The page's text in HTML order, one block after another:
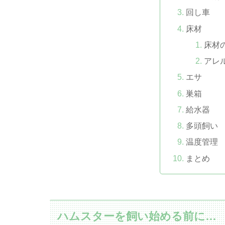
回し車
床材
床材
アレ
エサ
巣箱
給水器
多頭飼い
温度管理
まとめ
ハムスターを飼い始める前に…